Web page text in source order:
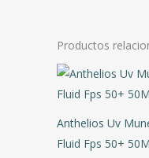
Productos
Anthelios Uv
Fluid Fps 50+